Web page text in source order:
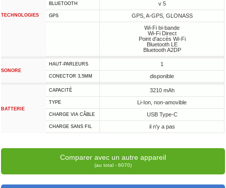
TECHNOLOGIES
BLUETOOTH v 5
GPS
GPS, A-GPS, GLONASS
Wi-Fi bi-bande
Wi-Fi Direct
Point d'accès Wi-Fi
Bluetooth LE
Bluetooth A2DP
SONORE
HAUT-PARLEURS 1
CONECTOR 3,5MM disponible
BATTERIE
CAPACITÉ 3210 mAh
TYPE Li-Ion, non-amovible
CHARGE VIA CÂBLE USB Type-C
CHARGE SANS FIL il n'y a pas
Comparer avec un autre appareil
(au total - 6070)